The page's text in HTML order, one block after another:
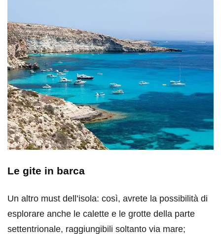
Le gite in barca
Un altro must dell’isola: così, avrete la possibilità di
esplorare anche le calette e le grotte della parte
settentrionale, raggiungibili soltanto via mare;